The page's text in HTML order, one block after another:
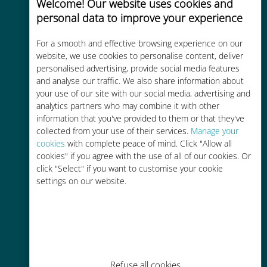
Welcome! Our website uses cookies and
personal data to improve your experience
For a smooth and effective browsing experience on our
website, we use cookies to personalise content, deliver
personalised advertising, provide social media features
and analyse our traffic. We also share information about
your use of our site with our social media, advertising and
analytics partners who may combine it with other
information that you've provided to them or that they've
collected from your use of their services. Manage your
cookies with complete peace of mind. Click "Allow all
cookies" if you agree with the use of all of our cookies. Or
click "Select" if you want to customise your cookie
settings on our website.
Refuse all cookies
Uygun maliyetli
Mevcut operatörünüzle dolaşım
ücretlerinden %90'a kadar daha
ucuz
Kolay doldurma
Ubigi uygulaması aracılığıyla her